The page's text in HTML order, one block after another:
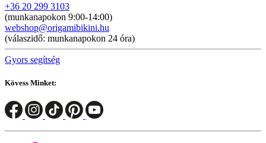
+36 20 299 3103
(munkanapokon 9:00-14:00)
webshop@origamibikini.hu
(válaszidő: munkanapokon 24 óra)
Gyors segítség
Kövess Minket: